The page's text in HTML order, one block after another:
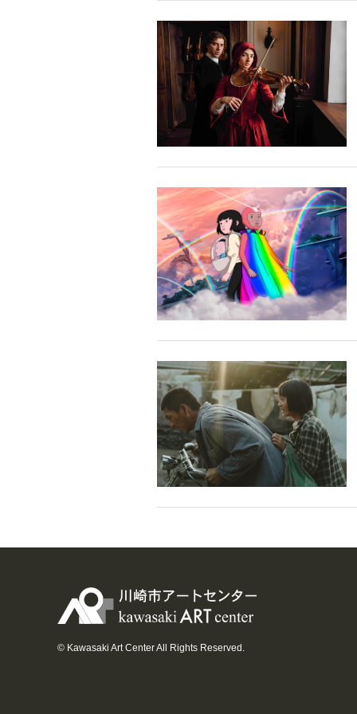
© Kawasaki Art Center All Rights Reserved.